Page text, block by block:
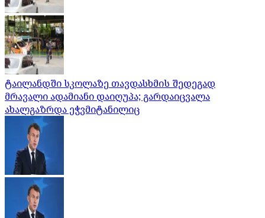
ტაილანდში სკოლაზე თავდასხმის შედეგად
მრავალი ადამიანი დაიღუპა; გარდაიცვალა
ახალგაზრდა ეჭვმიტანილიც